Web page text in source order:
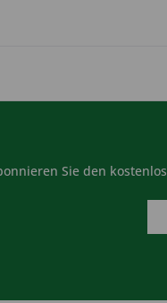
Sie den